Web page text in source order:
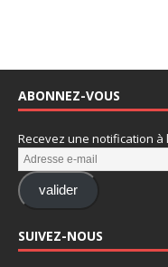
ABONNEZ-VOUS
Recevez une notification
valider
SUIVEZ-NOUS